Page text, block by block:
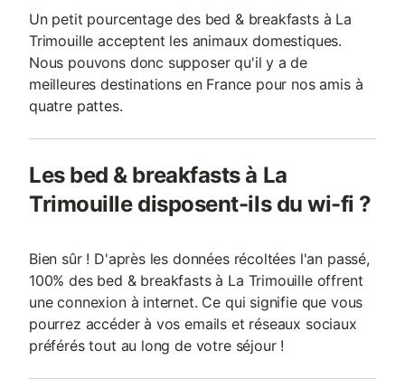
Un petit pourcentage des bed & breakfasts à La
Trimouille acceptent les animaux domestiques.
Nous pouvons donc supposer qu'il y a de
meilleures destinations en France pour nos amis à
quatre pattes.
Les bed & breakfasts à La
Trimouille disposent-ils du wi-fi ?
Bien sûr ! D'après les données récoltées l'an passé,
100% des bed & breakfasts à La Trimouille offrent
une connexion à internet. Ce qui signifie que vous
pourrez accéder à vos emails et réseaux sociaux
préférés tout au long de votre séjour !